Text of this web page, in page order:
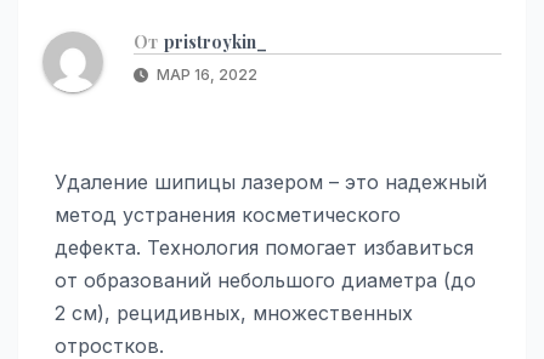
От pristroykin_
МАР 16, 2022
Удаление шипицы лазером – это надежный
метод устранения косметического
дефекта. Технология помогает избавиться
от образований небольшого диаметра (до
2 см), рецидивных, множественных
отростков.